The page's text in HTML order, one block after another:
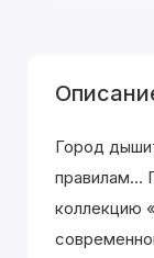
Город
правилам...
коллекцию